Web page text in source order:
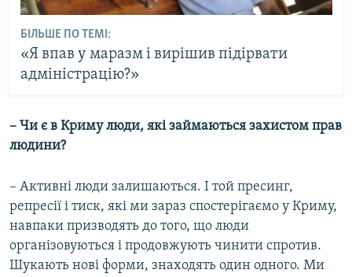
БІЛЬШЕ ПО ТЕМІ:
«Я впав у маразм і вирішив підірвати
адміністрацію?»
– Чи є в Криму люди, які займаються захистом прав
людини?
– Активні люди залишаються. І той пресинг,
репресії і тиск, які ми зараз спостерігаємо у Криму,
навпаки призводять до того, що люди
організовуються і продовжують чинити спротив.
Шукають нові форми, знаходять один одного. Ми